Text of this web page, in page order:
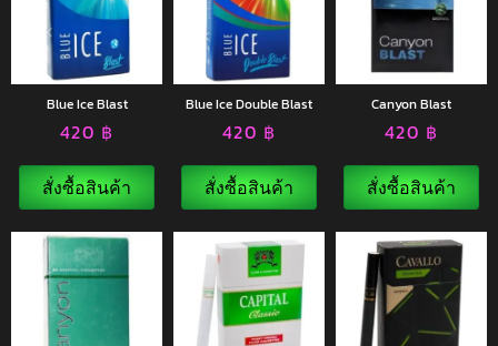
Blue Ice Blast
420 ฿
สั่งซื้อสินค้า
Blue Ice Double Blast
420 ฿
สั่งซื้อสินค้า
Canyon Blast
420 ฿
สั่งซื้อสินค้า